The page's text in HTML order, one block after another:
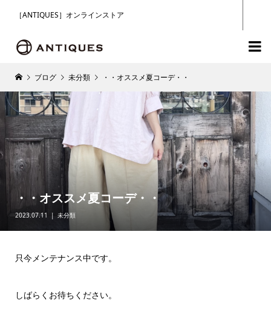
［ANTIQUES］オンラインストア

ブログ 未分類 ・・オススメ夏コーデ・・
・・オススメ夏コーデ・・
2023.07.11 未分類
只今メンテナンス中です。
しばらくお待ちください。